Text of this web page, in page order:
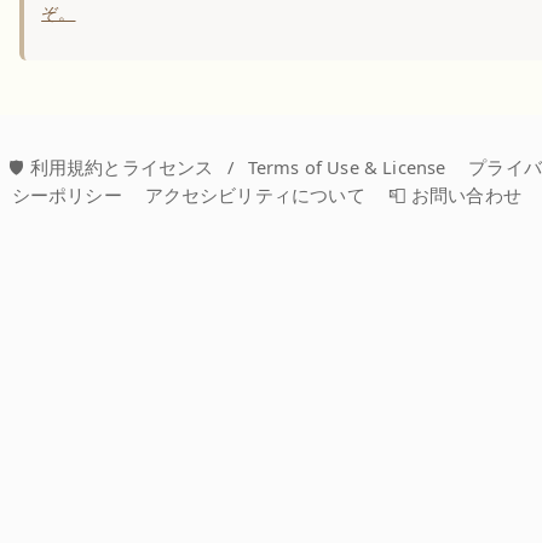
ぞ。
🛡️ 利用規約とライセンス / Terms of Use & License
プライバ
シーポリシー
アクセシビリティについて 📮 お問い合わせ